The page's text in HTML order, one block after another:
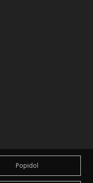
Popidol